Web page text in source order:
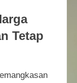
Tetap